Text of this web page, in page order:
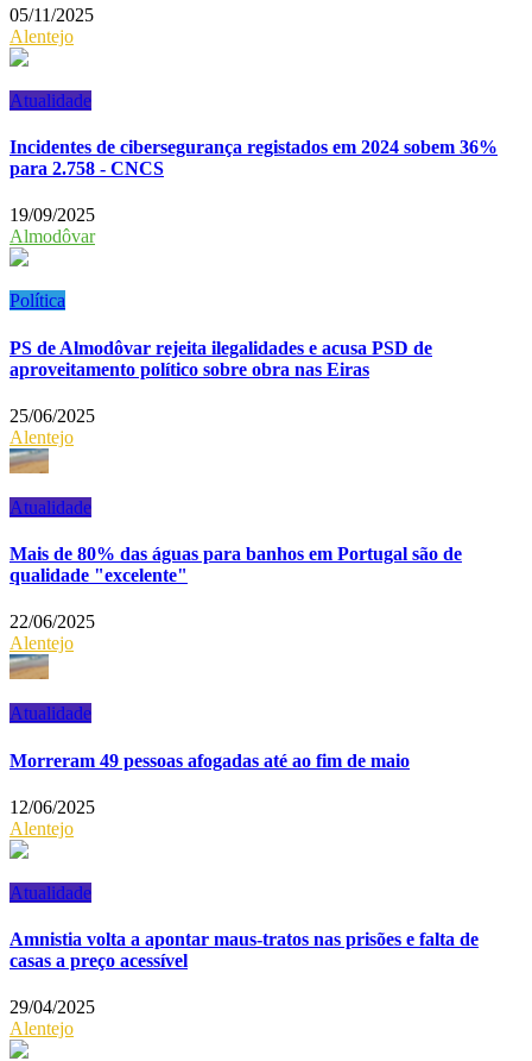
05/11/2025
Alentejo
Atualidade
Incidentes de cibersegurança registados em 2024 sobem 36%
para 2.758 - CNCS
19/09/2025
Almodôvar
Política
PS de Almodôvar rejeita ilegalidades e acusa PSD de
aproveitamento político sobre obra nas Eiras
25/06/2025
Alentejo
Atualidade
Mais de 80% das águas para banhos em Portugal são de
qualidade "excelente"
22/06/2025
Alentejo
Atualidade
Morreram 49 pessoas afogadas até ao fim de maio
12/06/2025
Alentejo
Atualidade
Amnistia volta a apontar maus-tratos nas prisões e falta de
casas a preço acessível
29/04/2025
Alentejo